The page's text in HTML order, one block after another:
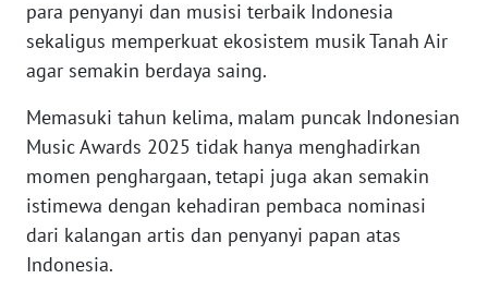
para penyanyi dan musisi terbaik Indonesia
sekaligus memperkuat ekosistem musik Tanah Air
agar semakin berdaya saing.
Memasuki tahun kelima, malam puncak Indonesian
Music Awards 2025 tidak hanya menghadirkan
momen penghargaan, tetapi juga akan semakin
istimewa dengan kehadiran pembaca nominasi
dari kalangan artis dan penyanyi papan atas
Indonesia.
JAKARTA
WN
BANTEN